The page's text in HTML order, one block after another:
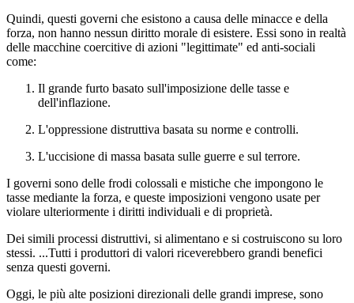
Quindi, questi governi che esistono a causa delle minacce e della
forza, non hanno nessun diritto morale di esistere. Essi sono in realtà
delle macchine coercitive di azioni "legittimate" ed anti-sociali
come:
Il grande furto basato sull'imposizione delle tasse e
dell'inflazione.
L'oppressione distruttiva basata su norme e controlli.
L'uccisione di massa basata sulle guerre e sul terrore.
I governi sono delle frodi colossali e mistiche che impongono le
tasse mediante la forza, e queste imposizioni vengono usate per
violare ulteriormente i diritti individuali e di proprietà.
Dei simili processi distruttivi, si alimentano e si costruiscono su loro
stessi. ...Tutti i produttori di valori riceverebbero grandi benefici
senza questi governi.
Oggi, le più alte posizioni direzionali delle grandi imprese, sono